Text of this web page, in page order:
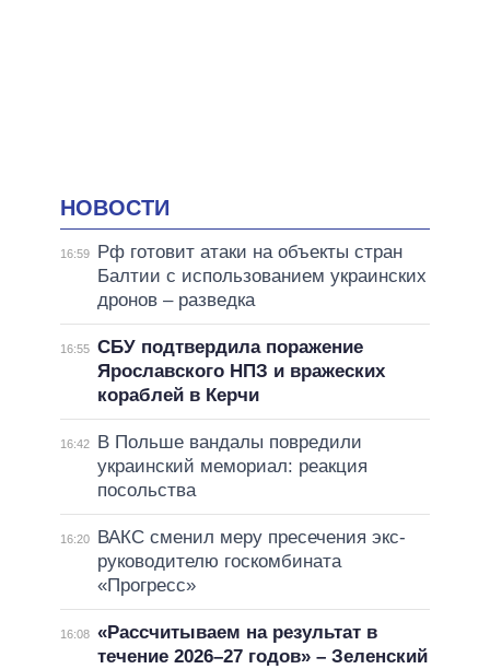
НОВОСТИ
16:59
Рф готовит атаки на объекты стран
Балтии с использованием украинских
дронов – разведка
16:55 СБУ подтвердила поражение
Ярославского НПЗ и вражеских
кораблей в Керчи
16:42
В Польше вандалы повредили
украинский мемориал: реакция
посольства
16:20
ВАКС сменил меру пресечения экс-
руководителю госкомбината
«Прогресс»
16:08 «Рассчитываем на результат в
течение 2026–27 годов» – Зеленский